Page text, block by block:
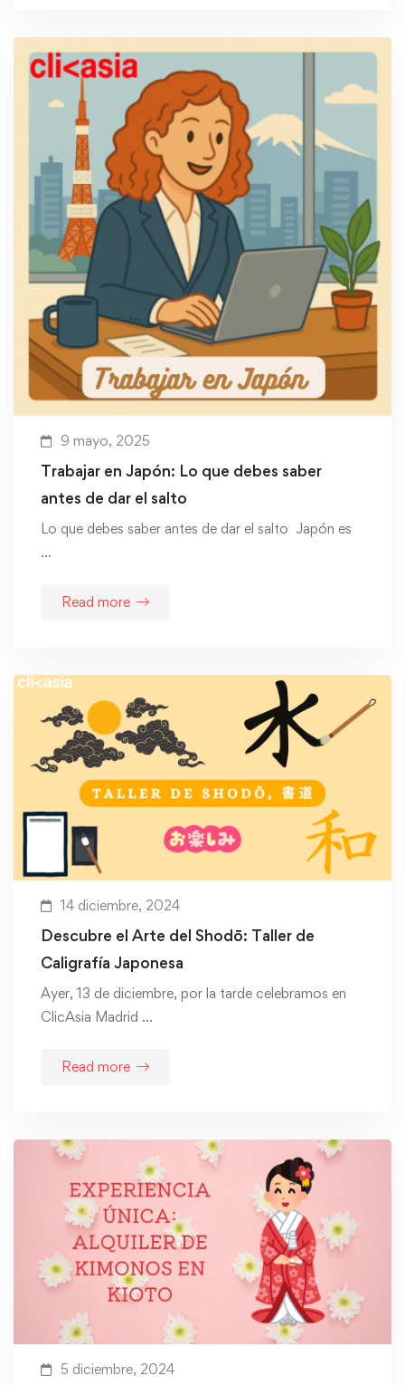
9 mayo, 2025
Trabajar en Japón: Lo que debes saber
antes de dar el salto
Lo que debes saber antes de dar el salto Japón es
…
Read more
14 diciembre, 2024
Descubre el Arte del Shodō: Taller de
Caligrafía Japonesa
Ayer, 13 de diciembre, por la tarde celebramos en
ClicAsia Madrid …
Read more
5 diciembre, 2024